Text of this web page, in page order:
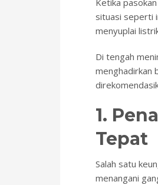
Ketika
situasi seperti
menyuplai
Di tengah
menghadirkan
1.
Tepat
Salah satu
menangani